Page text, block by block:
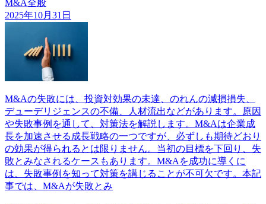
M&A全般
2025年10月31日
M&Aの失敗には、投資対効果の未達、のれんの減損損失、
デューデリジェンスの不備、人材流出などがあります。原因
や失敗事例を通して、対策法を解説します。M&Aは企業成
長を加速させる成長戦略の一つですが、必ずしも期待どおり
の効果が得られるとは限りません。当初の目標を下回り、失
敗とみなされるケースもあります。M&Aを成功に導くに
は、失敗事例を知って対策を講じることが不可欠です。本記
事では、M&Aが失敗とみ